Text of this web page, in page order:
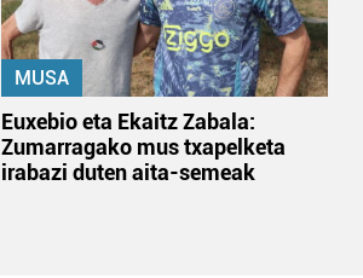
MUSA
Euxebio eta Ekaitz Zabala:
Zumarragako mus txapelketa
irabazi duten aita-semeak